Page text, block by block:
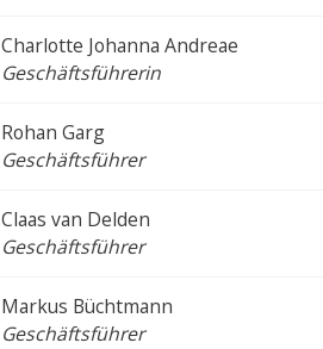
Charlotte Johanna Andreae
Geschäftsführerin
Rohan Garg
Geschäftsführer
Claas van Delden
Geschäftsführer
Markus Büchtmann
Geschäftsführer